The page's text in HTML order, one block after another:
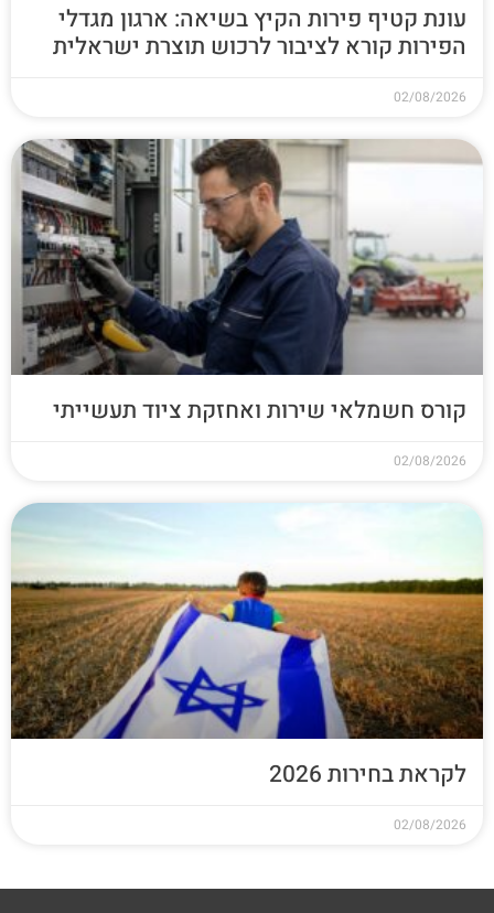
עונת קטיף פירות הקיץ בשיאה: ארגון מגדלי
הפירות קורא לציבור לרכוש תוצרת ישראלית
02/08/2026
קורס חשמלאי שירות ואחזקת ציוד תעשייתי
02/08/2026
לקראת בחירות 2026
02/08/2026